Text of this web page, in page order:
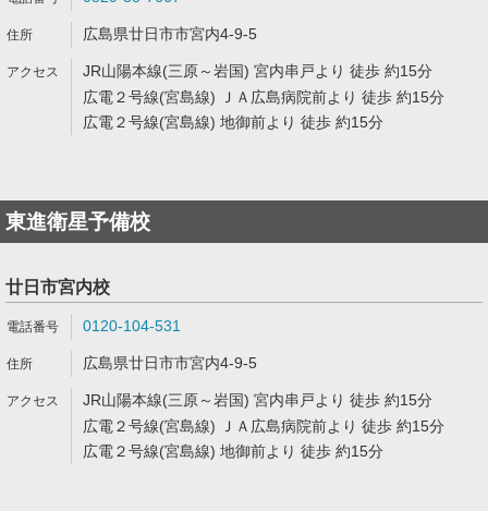
広島県廿日市市宮内4-9-5
JR山陽本線(三原～岩国) 宮内串戸より 徒歩 約15分
広電２号線(宮島線) ＪＡ広島病院前より 徒歩 約15分
広電２号線(宮島線) 地御前より 徒歩 約15分
東進衛星予備校
廿日市宮内校
0120-104-531
広島県廿日市市宮内4-9-5
JR山陽本線(三原～岩国) 宮内串戸より 徒歩 約15分
広電２号線(宮島線) ＪＡ広島病院前より 徒歩 約15分
広電２号線(宮島線) 地御前より 徒歩 約15分